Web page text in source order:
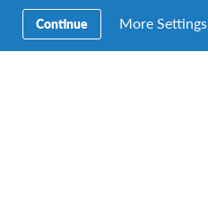
Contact
Continue More Settings